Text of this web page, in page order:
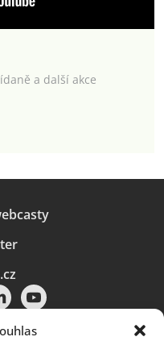
a další akce